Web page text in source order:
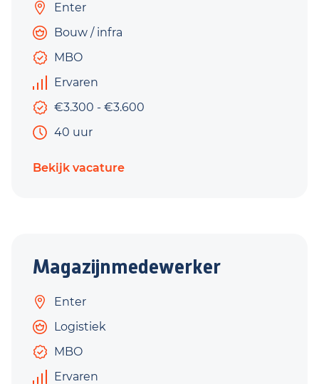
Enter
Bouw / infra
MBO
Ervaren
€3.300 - €3.600
40 uur
Bekijk vacature
Magazijnmedewerker
Enter
Logistiek
MBO
Ervaren